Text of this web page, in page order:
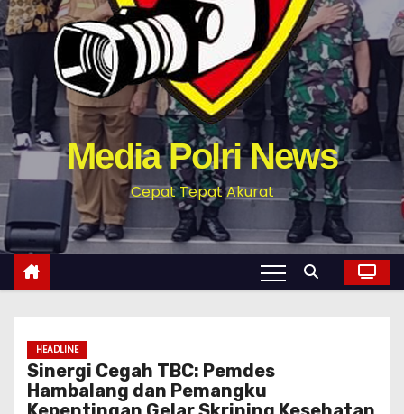
t
Media Polri News
Cepat Tepat Akurat
HEADLINE
Sinergi Cegah TBC: Pemdes
Hambalang dan Pemangku